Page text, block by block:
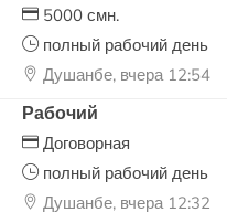
5000 смн.
полный рабочий день
Душанбе, вчера 12:54
Рабочий
Договорная
полный рабочий день
Душанбе, вчера 12:32